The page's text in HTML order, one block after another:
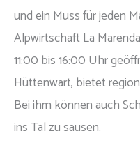
und ein Muss für jeden
Alpwirtschaft La
11:00 bis 16:00 Uhr
Hüttenwart, bietet
Bei ihm können auch
ins Tal zu sausen.